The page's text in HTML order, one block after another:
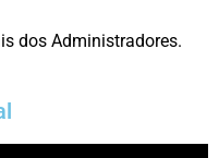
dos Administradores.